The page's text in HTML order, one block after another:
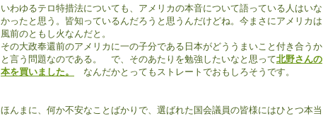
いわゆるテロ特措法についても、アメリカの本音について語っている人はいな
かったと思う。皆知っているんだろうと思うんだけどね。今まさにアメリカは
風前のともし火なんだと。
その大政奉還前のアメリカに一の子分である日本がどううまいこと付き合うか
と言う問題なのである。 で、そのあたりを勉強したいなと思って北野さんの
本を買いました。
なんだかとってもストレートでおもしろそうです。
ほんまに、何か不安なことばかりで、選ばれた国会議員の皆様にはひとつ本当